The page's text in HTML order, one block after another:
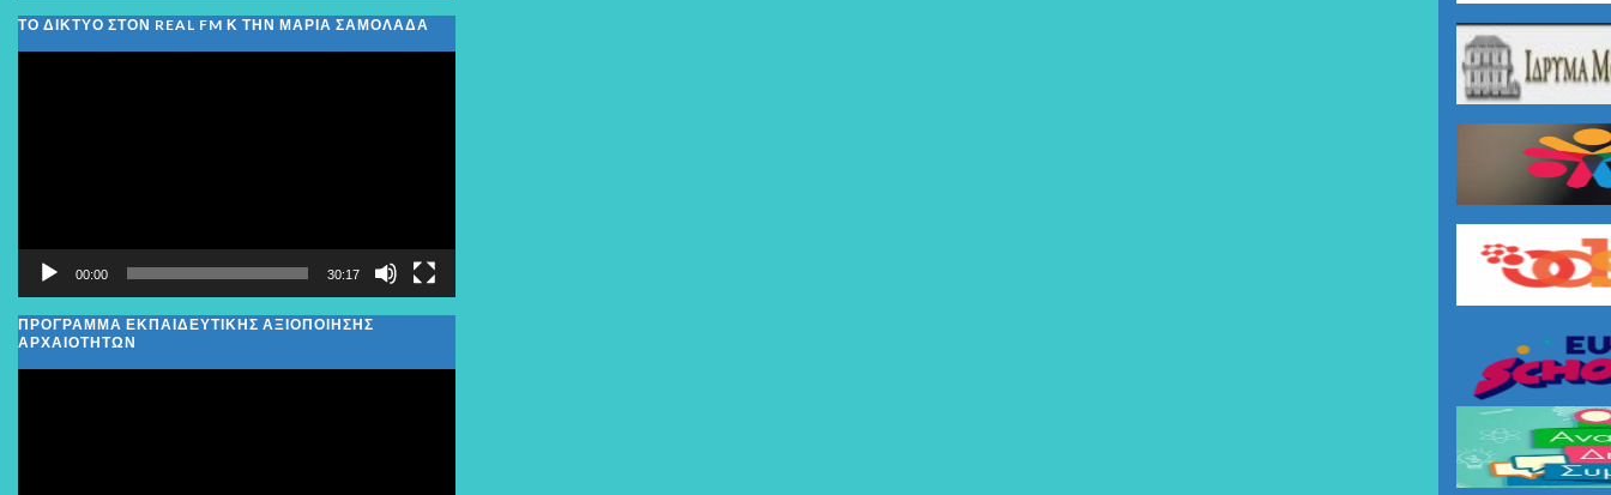
ΤΟ ΔΙΚΤΥΟ ΣΤΟΝ REAL FM Κ ΤΗΝ ΜΑΡΙΑ ΣΑΜΟΛΑΔΑ
00:00 30:17
ΠΡΟΓΡΑΜΜΑ ΕΚΠΑΙΔΕΥΤΙΚΗΣ ΑΞΙΟΠΟΙΗΣΗΣ
ΑΡΧΑΙΟΤΗΤΩΝ